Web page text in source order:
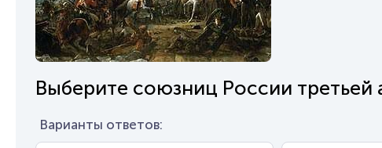
Выберите союзниц России третьей
Варианты ответов: